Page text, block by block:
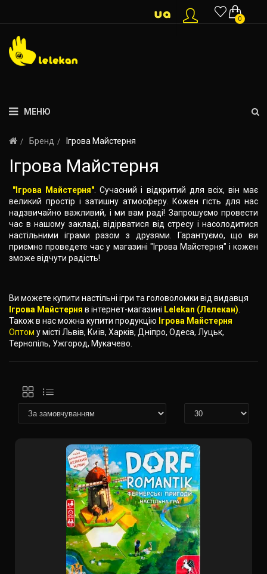
0
МЕНЮ
Бренд Ігрова Майстерня
Ігрова Майстерня
"Ігрова Майстерня" . Сучасний і відкритий для всіх, він має
великий простір і затишну атмосферу. Кожен гість для нас
надзвичайно важливий, і ми вам раді! Запрошуємо провести
час в нашому закладі, відірватися від стресу і насолодитися
настільними іграми разом з друзями. Гарантуємо, що ви
приємно проведете час у магазині "Ігрова Майстерня" і кожен
зможе відчути радість!
Ви можете купити настільні ігри та головоломки від видавця
Ігрова Майстерня в інтернет-магазині Lelekan (Лелекан)
Також в нас можна купити продукцію Ігрова Майстерня
Оптом у місті Львів, Київ, Харків, Дніпро, Одеса, Луцьк,
Тернопіль, Ужгород, Мукачево.